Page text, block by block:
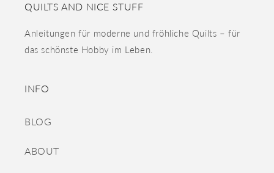
QUILTS AND NICE STUFF
Anleitungen für moderne und fröhliche Quilts – für
das schönste Hobby im Leben.
INFO
BLOG
ABOUT